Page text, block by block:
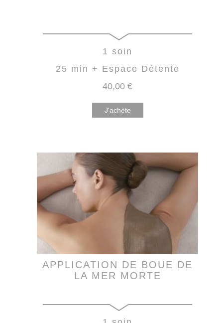
1 soin
25 min + Espace Détente
40,00 €
J'achète
APPLICATION DE BOUE DE
LA MER MORTE